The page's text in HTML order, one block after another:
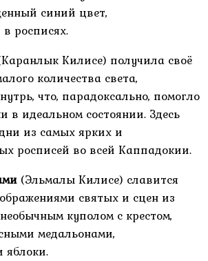
синий цвет,
росписях.
Килисе) получила своё
количества света,
что, парадоксально, помогло
в идеальном состоянии. Здесь
из самых ярких и
росписей во всей Каппадокии.
(Эльмалы Килисе) славится
святых и сцен из
куполом с крестом,
медальонами,